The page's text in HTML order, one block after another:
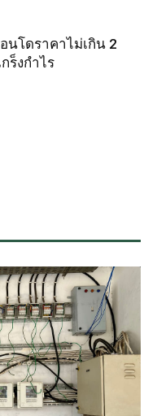
นโดราคาไม่เกิน 2
ร็งกำไร